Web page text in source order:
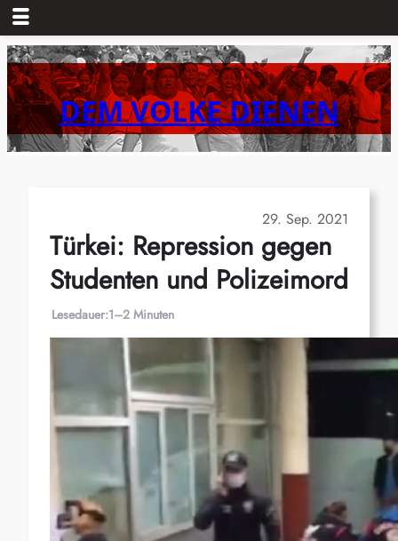
Zum
Inhalt
springenDEM VOLKE DIENEN
29. Sep. 2021
Türkei: Repression gegen
Studenten und Polizeimord
Lesedauer:1–2 Minuten